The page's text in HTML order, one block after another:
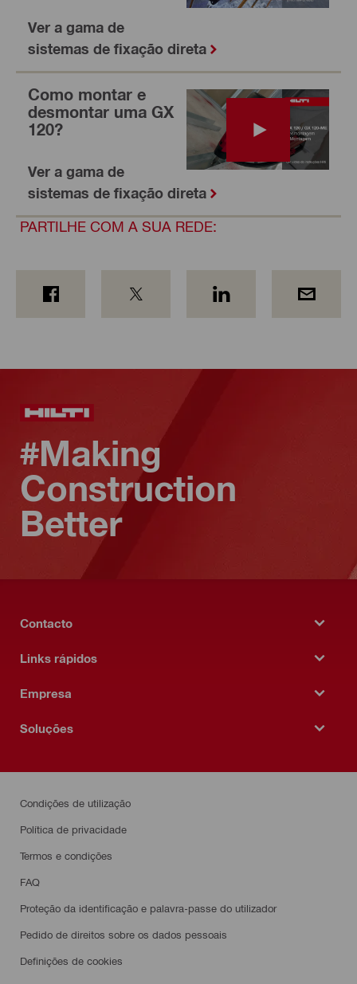
Ver a gama de
sistemas de fixação direta
Como montar e
desmontar uma GX
120?
Ver a gama de
sistemas de fixação direta
PARTILHE COM A SUA REDE:
#Making
Construction
Better
Contacto
Links rápidos
Empresa
Soluções
Condições de utilização
Política de privacidade
Termos e condições
FAQ
Proteção da identificação e palavra-passe do utilizador
Pedido de direitos sobre os dados pessoais
Definições de cookies